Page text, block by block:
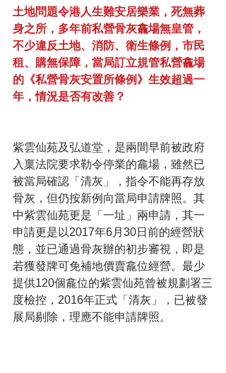
土地問題令港人生難安居樂業，死無葬
身之所，多年前私營骨灰龕場無皇管，
不少違反土地、消防、衛生條例，市民
租、購無保障，當局訂立規管私營龕場
的《私營骨灰安置所條例》生效超過一
年，情況是否有改善？
紫雲仙苑及弘道堂，是兩間早前被政府
入稟法院要求勒令停業的龕場，雖然已
被當局確認「清灰」，指令不能再存放
骨灰，但仍按新例向當局申請牌照。其
中紫雲仙苑更是「一址」兩申請，其一
申請更是以2017年6月30日前的經營狀
態，並已通過骨灰辦的初步審視，即是
若獲發牌可免補地價賣龕位經營。最少
提供120個龕位的紫雲仙苑曾被規劃署三
度檢控，2016年正式「清灰」，已被發
展局剔除，理應不能申請牌照。